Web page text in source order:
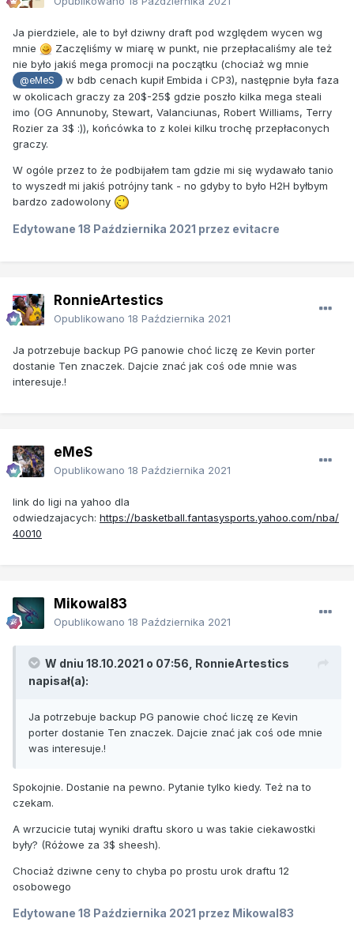
Ja pierdziele, ale to był dziwny draft pod względem wycen wg
mnie
Zaczęliśmy w miarę w punkt, nie przepłacaliśmy ale też
nie było jakiś mega promocji na początku (chociaż wg mnie
@eMeS
w bdb cenach kupił Embida i CP3), następnie była faza
w okolicach graczy za 20$-25$ gdzie poszło kilka mega steali
imo (OG Annunoby, Stewart, Valanciunas, Robert Williams, Terry
Rozier za 3$ :)), końcówka to z kolei kilku trochę przepłaconych
graczy.
W ogóle przez to że podbijałem tam gdzie mi się wydawało tanio
to wyszedł mi jakiś potrójny tank - no gdyby to było H2H byłbym
bardzo zadowolony
Edytowane 18 Października 2021 przez evitacre
RonnieArtestics
Opublikowano 18 Października 2021
Ja potrzebuje backup PG panowie choć liczę ze Kevin porter
dostanie Ten znaczek. Dajcie znać jak coś ode mnie was
interesuje.!
eMeS
Opublikowano 18 Października 2021
link do ligi na yahoo dla
odwiedzajacych: https://basketball.fantasysports.yahoo.com/nba/
40010
Mikowal83
Opublikowano 18 Października 2021
W dniu 18.10.2021 o 07:56, RonnieArtestics
napisał(a):
Ja potrzebuje backup PG panowie choć liczę ze Kevin
porter dostanie Ten znaczek. Dajcie znać jak coś ode mnie
was interesuje.!
Spokojnie. Dostanie na pewno. Pytanie tylko kiedy. Też na to
czekam.
A wrzucicie tutaj wyniki draftu skoro u was takie ciekawostki
były? (Różowe za 3$ sheesh).
Chociaż dziwne ceny to chyba po prostu urok draftu 12
osobowego
Edytowane 18 Października 2021 przez Mikowal83